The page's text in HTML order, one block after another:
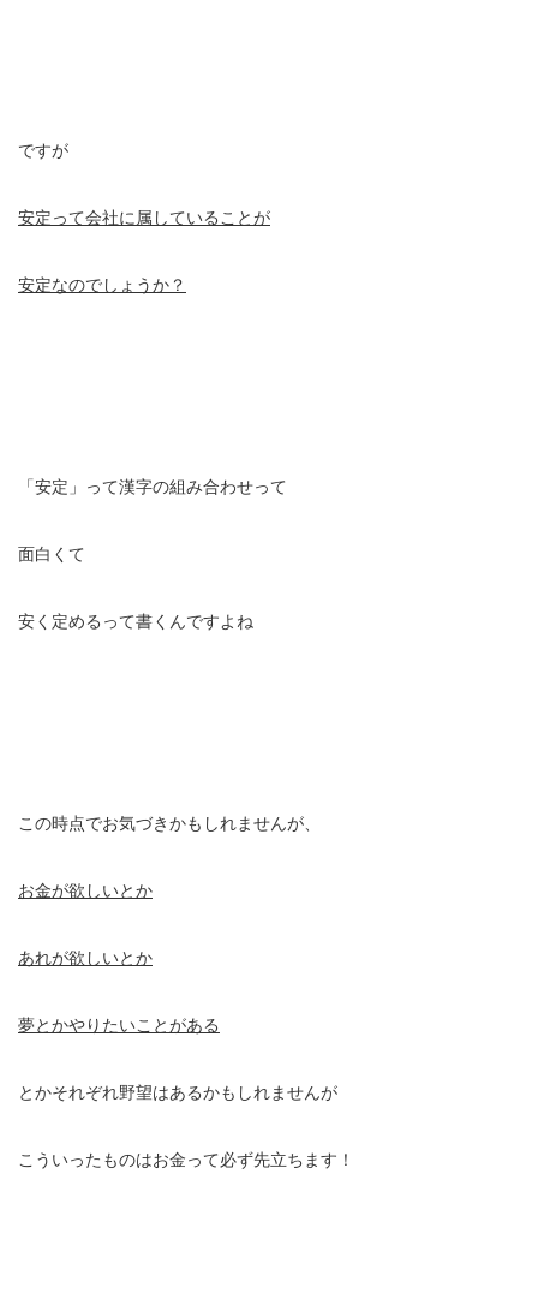
ですが
安定って会社に属していることが
安定なのでしょうか？
「安定」って漢字の組み合わせって
面白くて
安く定めるって書くんですよね
この時点でお気づきかもしれませんが、
お金が欲しいとか
あれが欲しいとか
夢とかやりたいことがある
とかそれぞれ野望はあるかもしれませんが
こういったものはお金って必ず先立ちます！